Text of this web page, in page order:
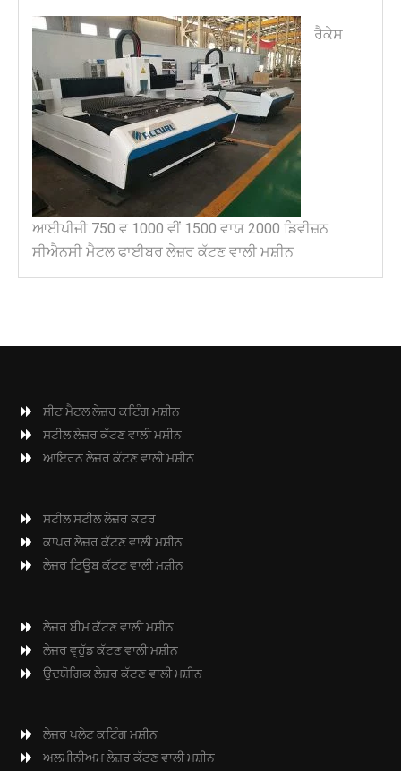
ਰੈਕੇਸ
ਆਈਪੀਜੀ 750 ਵ 1000 ਵੀਂ 1500 ਵਾਯ 2000 ਡਿਵੀਜ਼ਨ
ਸੀਐਨਸੀ ਮੈਟਲ ਫਾਈਬਰ ਲੇਜ਼ਰ ਕੱਟਣ ਵਾਲੀ ਮਸ਼ੀਨ
ਸ਼ੀਟ ਮੈਟਲ ਲੇਜ਼ਰ ਕਟਿੰਗ ਮਸ਼ੀਨ
ਸਟੀਲ ਲੇਜ਼ਰ ਕੱਟਣ ਵਾਲੀ ਮਸ਼ੀਨ
ਆਇਰਨ ਲੇਜ਼ਰ ਕੱਟਣ ਵਾਲੀ ਮਸ਼ੀਨ
ਸਟੀਲ ਸਟੀਲ ਲੇਜ਼ਰ ਕਟਰ
ਕਾਪਰ ਲੇਜ਼ਰ ਕੱਟਣ ਵਾਲੀ ਮਸ਼ੀਨ
ਲੇਜ਼ਰ ਟਿਊਬ ਕੱਟਣ ਵਾਲੀ ਮਸ਼ੀਨ
ਲੇਜ਼ਰ ਬੀਮ ਕੱਟਣ ਵਾਲੀ ਮਸ਼ੀਨ
ਲੇਜ਼ਰ ਵ੍ਹੁੱਡ ਕੱਟਣ ਵਾਲੀ ਮਸ਼ੀਨ
ਉਦਯੋਗਿਕ ਲੇਜ਼ਰ ਕੱਟਣ ਵਾਲੀ ਮਸ਼ੀਨ
ਲੇਜ਼ਰ ਪਲੇਟ ਕਟਿੰਗ ਮਸ਼ੀਨ
ਅਲਮੀਨੀਅਮ ਲੇਜ਼ਰ ਕੱਟਣ ਵਾਲੀ ਮਸ਼ੀਨ